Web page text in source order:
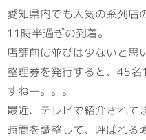
愛知県内でも人気の系列店
11時半過ぎの到着。
店舗前に並びは少ないと思
整理券を発行すると、45
すねー。。。
最近、テレビで紹介されて
時間を調整して、呼ばれる